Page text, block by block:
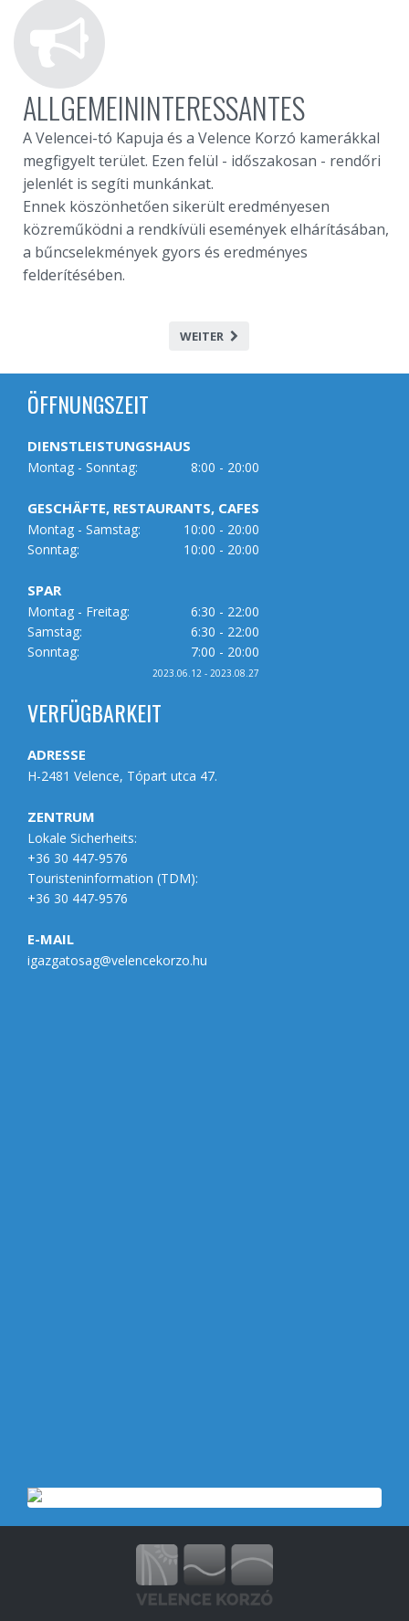
ALLGEMEININTERESSANTES
A Velencei-tó Kapuja és a Velence Korzó kamerákkal
megfigyelt terület. Ezen felül - időszakosan - rendőri
jelenlét is segíti munkánkat.
Ennek köszönhetően sikerült eredményesen
közreműködni a rendkívüli események elhárításában,
a bűncselekmények gyors és eredményes
felderítésében.
WEITER
ÖFFNUNGSZEIT
DIENSTLEISTUNGSHAUS
Montag - Sonntag: 8:00 - 20:00
GESCHÄFTE, RESTAURANTS, CAFES
Montag - Samstag:
10:00 - 20:00
Sonntag:
10:00 - 20:00
SPAR
Montag - Freitag:
6:30 - 22:00
Samstag:
6:30 - 22:00
Sonntag:
7:00 - 20:00
2023.06.12 - 2023.08.27
VERFÜGBARKEIT
ADRESSE
H-2481 Velence, Tópart utca 47.
ZENTRUM
Lokale Sicherheits:
+36 30 447-9576
Touristeninformation (TDM):
+36 30 447-9576
E-MAIL
igazgatosag@velencekorzo.hu